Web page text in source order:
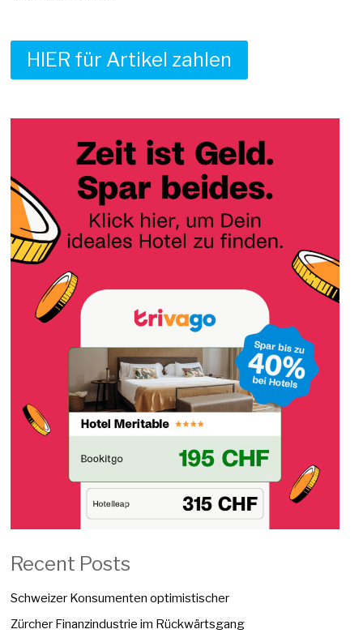
HIER für Artikel zahlen
Recent Posts
Schweizer Konsumenten optimistischer
Zürcher Finanzindustrie im Rückwärtsgang